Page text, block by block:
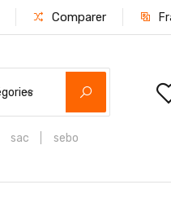
Comparer
sac sebo